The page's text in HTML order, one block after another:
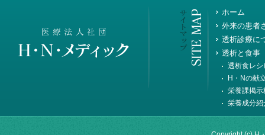
ホーム
外来の患者
透析診療に
透析と食事
透析食レシ
H・Nの献
栄養課掲示
栄養成分紹